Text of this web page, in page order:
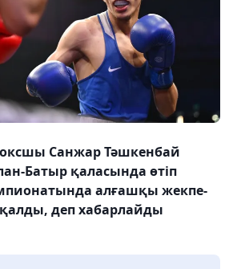
Санжар Тәшкенбай
Батыр қаласында өтіп
алғашқы жекпе-
қалды, деп хабарлайды